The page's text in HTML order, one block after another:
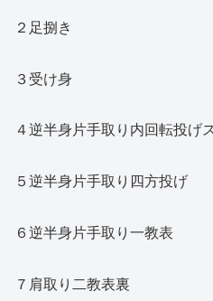
２足捌き
３受け身
４逆半身片手取り内回転投げ
５逆半身片手取り四方投げ
６逆半身片手取り一教表
７肩取り二教表裏